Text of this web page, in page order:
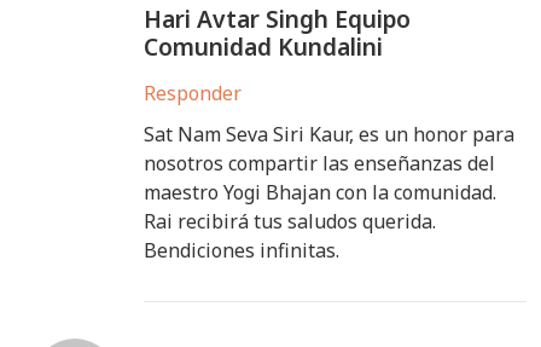
Hari Avtar Singh Equipo
Comunidad Kundalini
Responder
Sat Nam Seva Siri Kaur, es un honor para
nosotros compartir las enseñanzas del
maestro Yogi Bhajan con la comunidad.
Rai recibirá tus saludos querida.
Bendiciones infinitas.